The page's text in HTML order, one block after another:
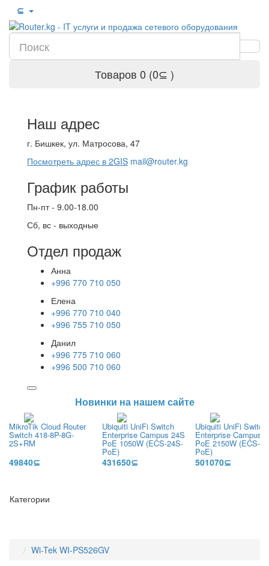
⊆
Товаров 0 (0⊆ )
Наш адрес
г. Бишкек, ул. Матросова, 47
Посмотреть адрес в 2GIS mail@router.kg
График работы
Пн-пт - 9.00-18.00
Сб, вс - выходные
Отдел продаж
Анна
+996 770 710 050
Елена
+996 770 710 040
+996 755 710 050
Данил
+996 775 710 060
+996 500 710 060
Новинки на нашем сайте
MikroTik Cloud Router
Switch 418-8P-8G-
2S+RM
49840⊆
Ubiquiti UniFi Switch
Enterprise Campus 24S
PoE 1050W (ECS-24S-
PoE)
431650⊆
Ubiquiti UniFi Switch
Enterprise Campus
PoE 2150W (ECS-
PoE)
501070⊆
Категории
Wi-Tek WI-PS526GV